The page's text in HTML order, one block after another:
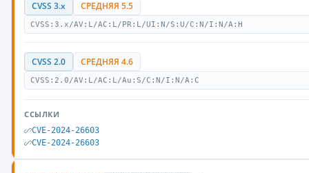
CVSS 3.x СРЕДНЯЯ 5.5
CVSS:3.x/AV:L/AC:L/PR:L/UI:N/S:U/C:N/I:N/A:H
CVSS 2.0 СРЕДНЯЯ 4.6
CVSS:2.0/AV:L/AC:L/Au:S/C:N/I:N/A:C
ССЫЛКИ
CVE-2024-26603
CVE-2024-26603